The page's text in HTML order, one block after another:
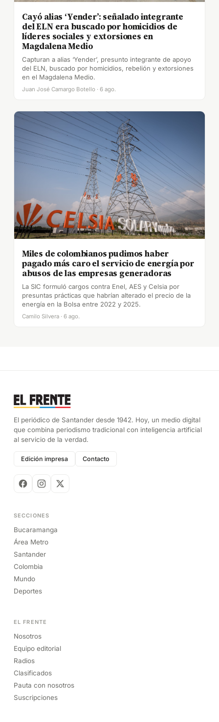
Cayó alias ‘Yender’: señalado integrante
del ELN era buscado por homicidios de
líderes sociales y extorsiones en
Magdalena Medio
Capturan a alias ‘Yender’, presunto integrante de apoyo
del ELN, buscado por homicidios, rebelión y extorsiones
en el Magdalena Medio.
Juan José Camargo Botello · 6 ago.
Miles de colombianos pudimos haber
pagado más caro el servicio de energía por
abusos de las empresas generadoras
La SIC formuló cargos contra Enel, AES y Celsia por
presuntas prácticas que habrían alterado el precio de la
energía en la Bolsa entre 2022 y 2025.
Camilo Silvera · 6 ago.
El periódico de Santander desde 1942. Hoy, un medio digital
que combina periodismo tradicional con inteligencia artificial
al servicio de la verdad.
Edición impresa Contacto
SECCIONES
Bucaramanga
Área Metro
Santander
Colombia
Mundo
Deportes
EL FRENTE
Nosotros
Equipo editorial
Radios
Clasificados
Pauta con nosotros
Suscripciones